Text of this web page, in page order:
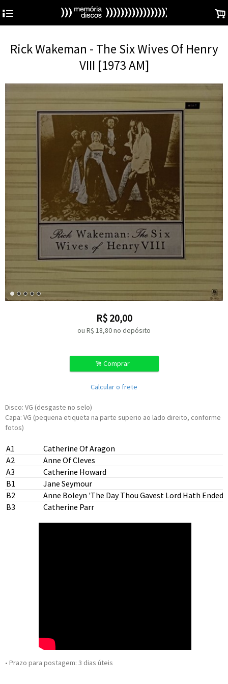
4 .
Rick Wakeman - The Six Wives Of Henry
VIII [1973 AM]
R$ 20,00
ou R$ 18,80no depósito
. Comprar
Calcular o frete
Disco: VG (desgaste no selo)
Capa: VG (pequena etiqueta na parte superio ao lado direito, conforme
fotos)
A1
Catherine Of Aragon
A2
Anne Of Cleves
A3
Catherine Howard
B1
Jane Seymour
B2
Anne Boleyn 'The Day Thou Gavest Lord Hath Ended'
B3
Catherine Parr
• Prazo para postagem: 3 dias úteis